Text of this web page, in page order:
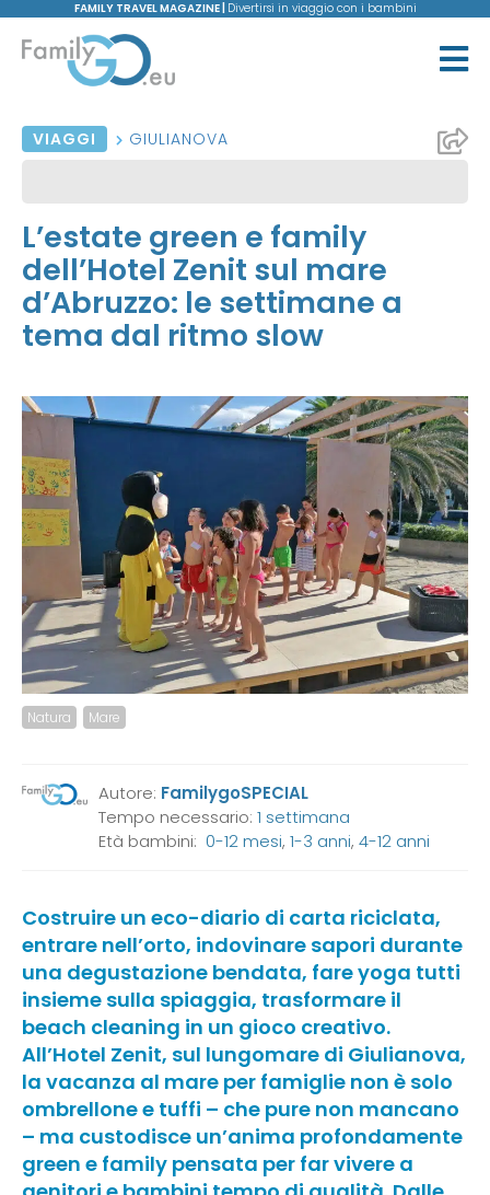
FAMILY TRAVEL MAGAZINE | Divertirsi in viaggio con i bambini
VIAGGI GIULIANOVA
L’estate green e family
dell’Hotel Zenit sul mare
d’Abruzzo: le settimane a
tema dal ritmo slow
Natura Mare
Autore: FamilygoSPECIAL
Tempo necessario: 1 settimana
Età bambini: 0-12 mesi, 1-3 anni, 4-12 anni
Costruire un eco-diario di carta riciclata,
entrare nell’orto, indovinare sapori durante
una degustazione bendata, fare yoga tutti
insieme sulla spiaggia, trasformare il
beach cleaning in un gioco creativo.
All’Hotel Zenit, sul lungomare di Giulianova,
la vacanza al mare per famiglie non è solo
ombrellone e tuffi – che pure non mancano
– ma custodisce un’anima profondamente
green e family pensata per far vivere a